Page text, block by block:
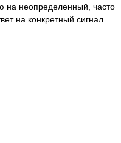
на неопределенный, часто
на конкретный сигнал